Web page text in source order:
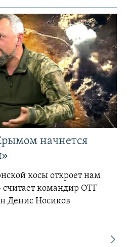
начнется
косы откроет нам
командир ОТГ
Денис Носиков